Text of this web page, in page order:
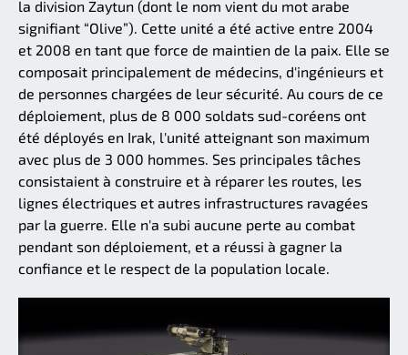
la division Zaytun (dont le nom vient du mot arabe
signifiant “Olive”). Cette unité a été active entre 2004
et 2008 en tant que force de maintien de la paix. Elle se
composait principalement de médecins, d'ingénieurs et
de personnes chargées de leur sécurité. Au cours de ce
déploiement, plus de 8 000 soldats sud-coréens ont
été déployés en Irak, l'unité atteignant son maximum
avec plus de 3 000 hommes. Ses principales tâches
consistaient à construire et à réparer les routes, les
lignes électriques et autres infrastructures ravagées
par la guerre. Elle n'a subi aucune perte au combat
pendant son déploiement, et a réussi à gagner la
confiance et le respect de la population locale.